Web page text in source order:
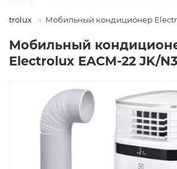
Мобильный кондиционер
Мобильный
Electrolux EACM-22 JK/N3